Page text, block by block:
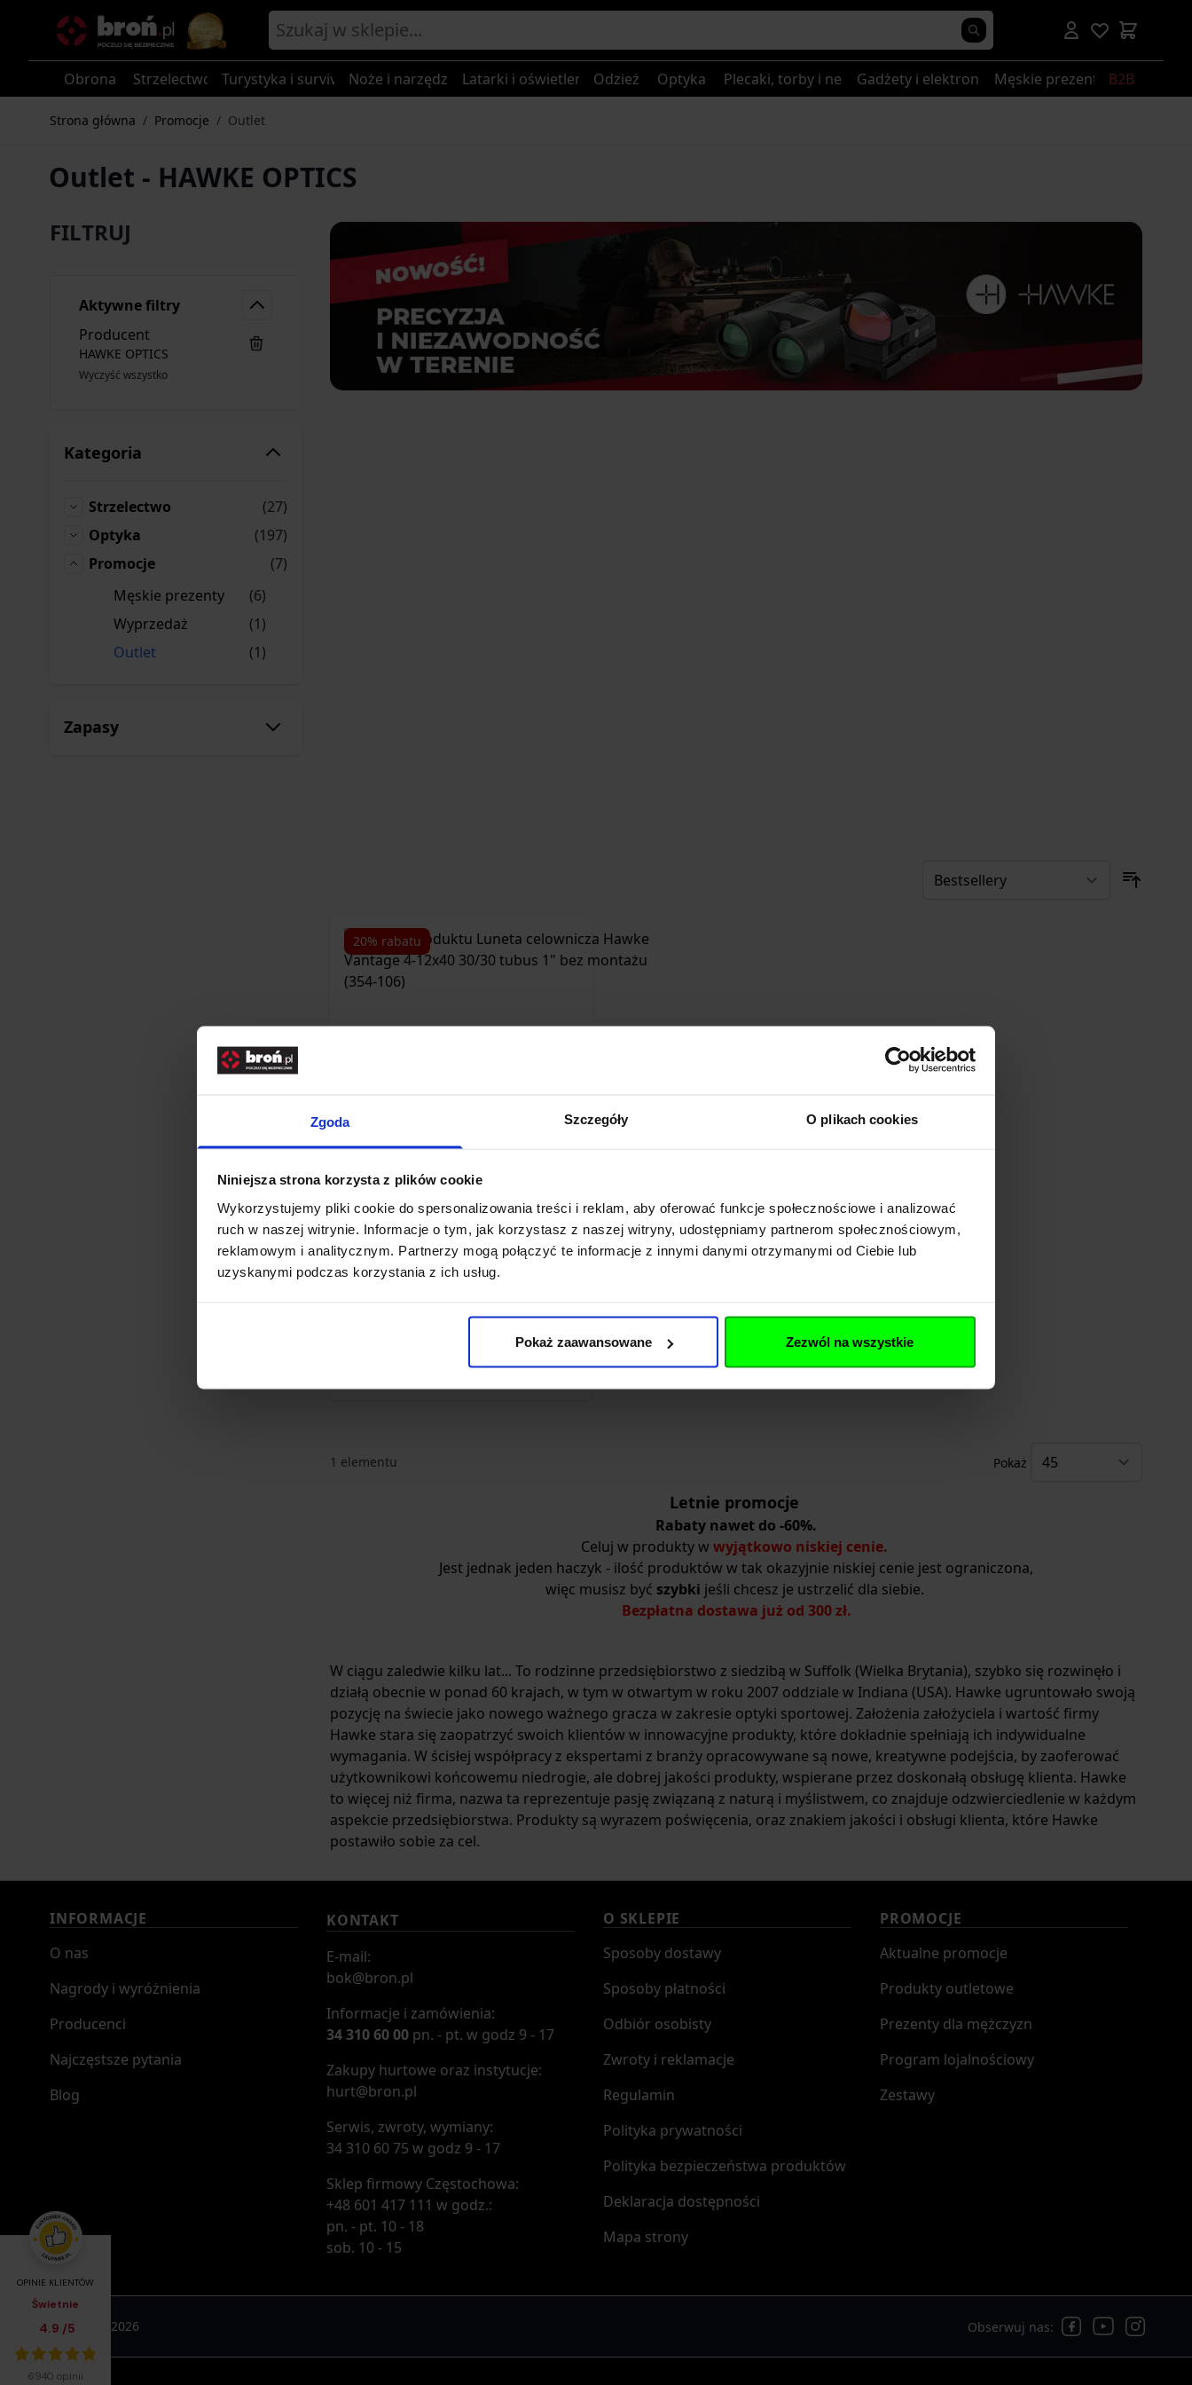
Zgoda Szczegóły O plikach cookies
Niniejsza strona korzysta z plików cookie
Wykorzystujemy pliki cookie do spersonalizowania treści i reklam, aby oferować funkcje społecznościowe i analizować
ruch w naszej witrynie. Informacje o tym, jak korzystasz z naszej witryny, udostępniamy partnerom społecznościowym,
reklamowym i analitycznym. Partnerzy mogą połączyć te informacje z innymi danymi otrzymanymi od Ciebie lub
uzyskanymi podczas korzystania z ich usług.
Pokaż zaawansowane Zezwól na wszystkie
Obrona Strzelectwo Turystyka i survival Noże i narzędzia Latarki i oświetlenieOdzież Optyka Plecaki, torby i nerkiGadżety i elektronikaMęskie prezenty B2B
Strona główna / Promocje / Outlet
Outlet - HAWKE OPTICS
FILTRUJ
Aktywne filtry
Producent
HAWKE OPTICS
Wyczyść wszystko
Kategoria
Strzelectwo
Strzelectwo (27)
Optyka
Optyka (197)
Promocje
Promocje (7)
Męskie prezenty
Męskie prezenty (6)
Wyprzedaż
Wyprzedaż (1)
Outlet
Outlet (1)
Zapasy
20% rabatu
Luneta celownicza Hawke Vantage 4-
599,00 zł
Cena promocyjna
479,20 zł
Najniższa cena z ostatnich 30 dni przed
1 elementu Pokaż
Letnie promocje
Rabaty nawet do -60%.
Celuj w produkty w wyjątkowo niskiej cenie.
Jest jednak jeden haczyk - ilość produktów w tak okazyjnie niskiej cenie jest ograniczona,
więc musisz być szybki jeśli chcesz je ustrzelić dla siebie.
Bezpłatna dostawa już od 300 zł.
W ciągu zaledwie kilku lat... To rodzinne przedsiębiorstwo z siedzibą w Suffolk (Wielka Brytania), szybko się rozwinęło i
działą obecnie w ponad 60 krajach, w tym w otwartym w roku 2007 oddziale w Indiana (USA). Hawke ugruntowało swoją
pozycję na świecie jako nowego ważnego gracza w zakresie optyki sportowej. Założenia założyciela i wartość firmy
Hawke stara się zaopatrzyć swoich klientów w innowacyjne produkty, które dokładnie spełniają ich indywidualne
wymagania. W ścisłej współpracy z ekspertami z branży opracowywane są nowe, kreatywne podejścia, by zaoferować
użytkownikowi końcowemu niedrogie, ale dobrej jakości produkty, wspierane przez doskonałą obsługę klienta. Hawke
to więcej niż firma, nazwa ta reprezentuje pasję związaną z naturą i myślistwem, co znajduje odzwierciedlenie w każdym
aspekcie przedsiębiorstwa. Produkty są wyrazem poświęcenia, oraz znakiem jakości i obsługi klienta, które Hawke
postawiło sobie za cel.
OPINIE KLIENTÓW
Świetnie
Średnia ocena klientów:
4.9 /5
Łącznie opinii:
6940 opinii
INFORMACJE
O nas
Nagrody i wyróżnienia
Producenci
Najczęstsze pytania
Blog
KONTAKT
E-mail:
bok@bron.pl
Informacje i zamówienia:
34 310 60 00 pn. - pt. w godz 9 - 17
Zakupy hurtowe oraz instytucje:
hurt@bron.pl
Serwis, zwroty, wymiany:
34 310 60 75 w godz 9 - 17
Sklep firmowy Częstochowa:
+48 601 417 111 w godz.:
pn. - pt. 10 - 18
sob. 10 - 15
O SKLEPIE
Sposoby dostawy
Sposoby płatności
Odbiór osobisty
Zwroty i reklamacje
Regulamin
Polityka prywatności
Polityka bezpieczeństwa produktów
Deklaracja dostępności
Mapa strony
PROMOCJE
Aktualne promocje
Produkty outletowe
Prezenty dla mężczyzn
Program lojalnościowy
Zestawy
Broń.pl © 2026 Obserwuj nas: